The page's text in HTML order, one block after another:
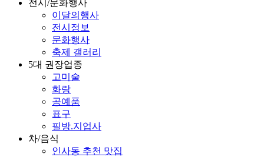
전시/문화행사
이달의행사
전시정보
문화행사
축제 갤러리
5대 권장업종
고미술
화랑
공예품
표구
필방.지업사
차/음식
인사동 추천 맛집